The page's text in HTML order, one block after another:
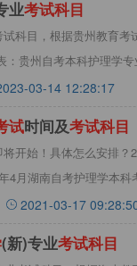
业考试科目
科目，根据贵州教育考
：贵州自考本科护理学
03-14 12:28:17
试时间及考试科目
开始！具体怎么安排？
4月湖南自考护理学本科
2021-03-17
(新)专业考试科目